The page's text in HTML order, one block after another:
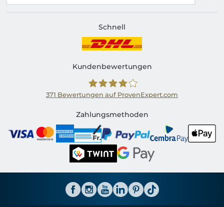
Schnell
Kundenbewertungen
Shirtinator CH
371 Bewertungen auf ProvenExpert.com
Zahlungsmethoden